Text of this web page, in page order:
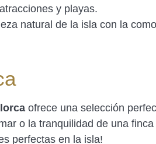
y playas.
natural de la isla con la
ofrece una selección
o la tranquilidad de una
perfectas en la isla!